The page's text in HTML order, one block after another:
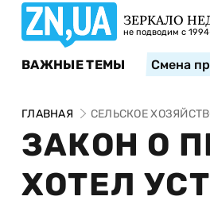
ЗЕРКАЛО
не подводим с
ВАЖНЫЕ ТЕМЫ Смена
ГЛАВНАЯ СЕЛЬСКОЕ
ЗАКОН О
ХОТЕЛ